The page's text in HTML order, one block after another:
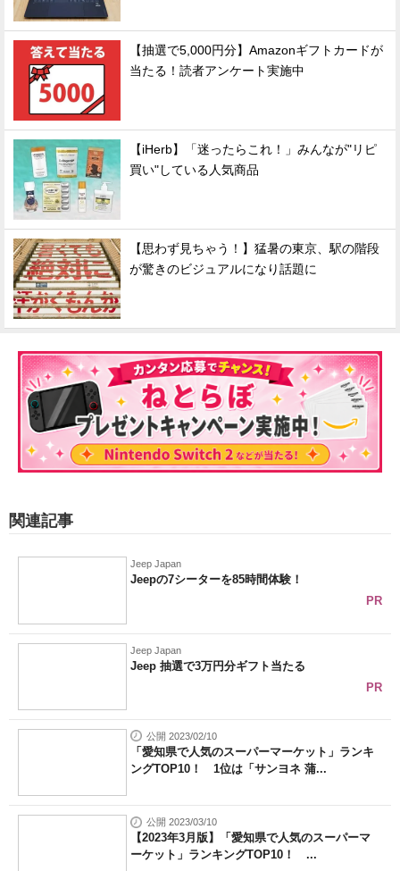
【抽選で5,000円分】Amazonギフトカードが
当たる！読者アンケート実施中
【iHerb】「迷ったらこれ！」みんなが"リピ
買い"している人気商品
【思わず見ちゃう！】猛暑の東京、駅の階段
が驚きのビジュアルになり話題に
関連記事
Jeep Japan
Jeepの7シーターを85時間体験！
PR
Jeep Japan
Jeep 抽選で3万円分ギフト当たる
PR
公開 2023/02/10
「愛知県で人気のスーパーマーケット」ランキ
ングTOP10！ 1位は「サンヨネ 蒲...
公開 2023/03/10
【2023年3月版】「愛知県で人気のスーパーマ
ーケット」ランキングTOP10！ ...